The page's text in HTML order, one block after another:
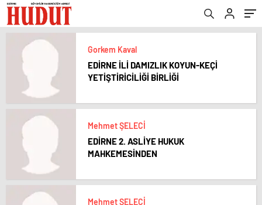
Gorkem Kaval
EDİRNE İLİ DAMIZLIK KOYUN-KEÇİ
YETİŞTİRİCİLİĞİ BİRLİĞİ
Mehmet ŞELECİ
EDİRNE 2. ASLİYE HUKUK
MAHKEMESİNDEN
Mehmet ŞELECİ